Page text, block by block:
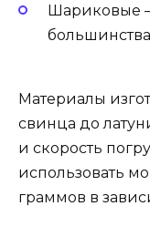
Шариковые
Материалы
свинца до
и скорость
использовать
граммов в